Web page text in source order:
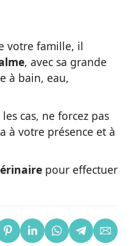
votre famille, il
, avec sa grande
à bain, eau,
cas, ne forcez pas
à votre présence et à
pour effectuer